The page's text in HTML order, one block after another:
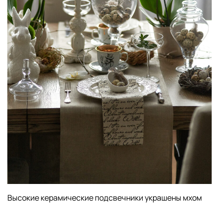
Высокие керамические подсвечники украшены мхом